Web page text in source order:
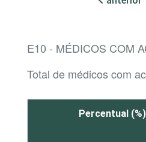
E10 - MÉDICOS COM
Total de médicos com
Percentual (%)